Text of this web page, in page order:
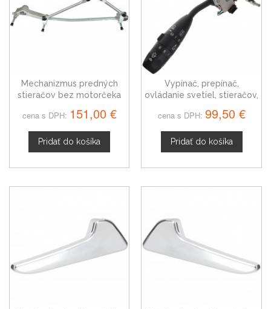
Mechanizmus predných
stieračov bez motorčeka
cena s DPH: 151,00 €
Pridať do košíka
Vypínač, prepínač,
ovládanie svetiel, stieračov,
Mercedes B-Trieda 05-11
cena s DPH: 99,50 €
Pridať do košíka